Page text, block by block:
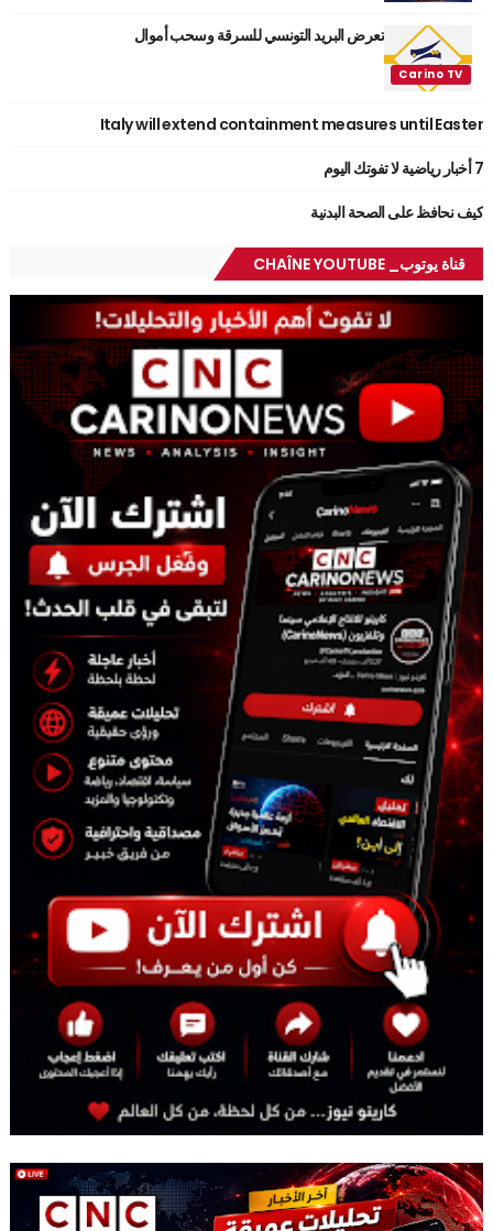
تعرض البريد التونسي للسرقة وسحب أموال
Italy will extend containment measures until Easter
7 أخبار رياضية لا تفوتك اليوم
كيف نحافظ على الصحة البدنية
قناة يوتوب_ CHAÎNE YOUTUBE